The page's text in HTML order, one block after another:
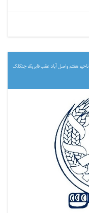
ناحیه هفتم واصل آباد عقب فابریکه جنکلک